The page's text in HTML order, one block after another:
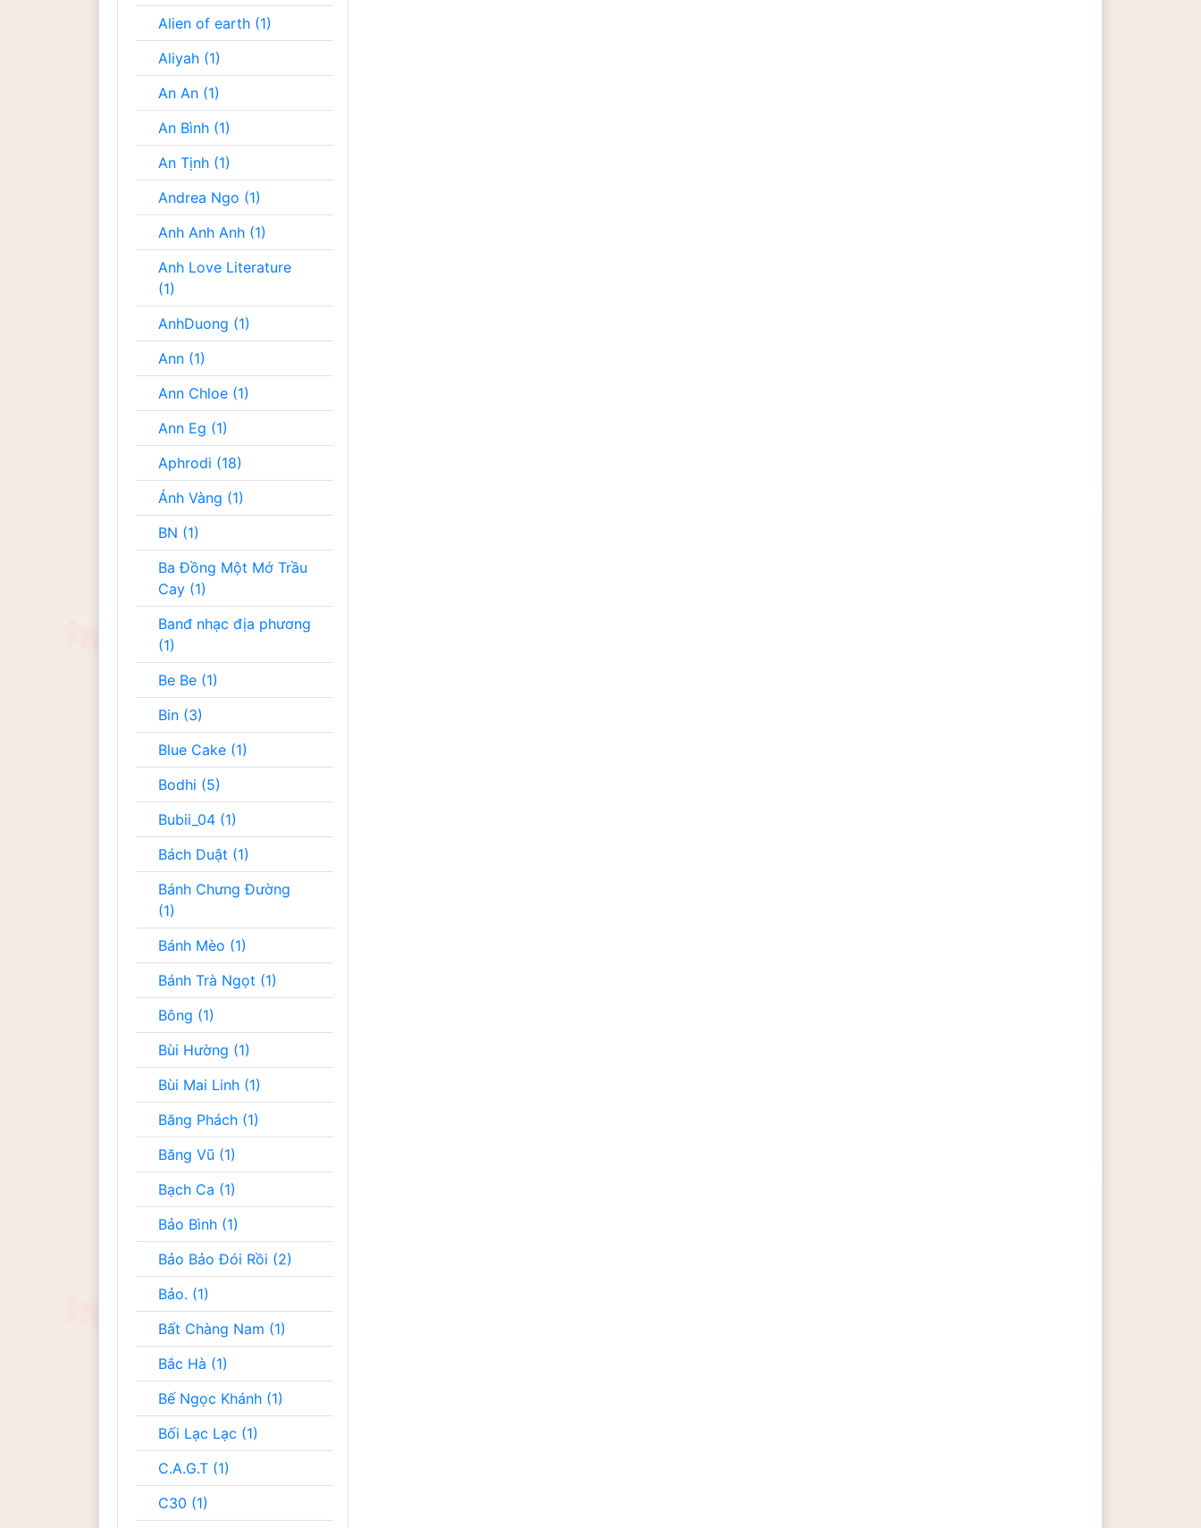
Alien of earth (1)
Aliyah (1)
An An (1)
An Bình (1)
An Tịnh (1)
Andrea Ngo (1)
Anh Anh Anh (1)
Anh Love Literature
(1)
AnhDuong (1)
Ann (1)
Ann Chloe (1)
Ann Eg (1)
Aphrodi (18)
Ánh Vàng (1)
BN (1)
Ba Đồng Một Mớ Trầu
Cay (1)
Banđ nhạc địa phương
(1)
Be Be (1)
Bin (3)
Blue Cake (1)
Bodhi (5)
Bubii_04 (1)
Bách Duật (1)
Bánh Chưng Đường
(1)
Bánh Mèo (1)
Bánh Trà Ngọt (1)
Bông (1)
Bùi Hường (1)
Bùi Mai Linh (1)
Băng Phách (1)
Băng Vũ (1)
Bạch Ca (1)
Bảo Bình (1)
Bảo Bảo Đói Rồi (2)
Bảo. (1)
Bất Chàng Nam (1)
Bắc Hà (1)
Bế Ngọc Khánh (1)
Bối Lạc Lạc (1)
C.A.G.T (1)
C30 (1)